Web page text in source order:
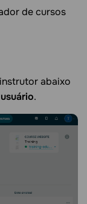
de cursos
abaixo
.